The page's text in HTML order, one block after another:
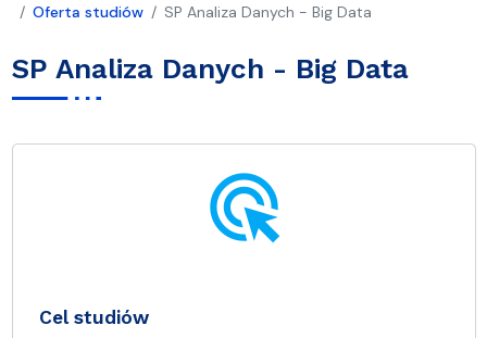
Oferta studiów
SP Analiza Danych - Big Data
SP Analiza Danych - Big Data
ads_click
Cel studiów